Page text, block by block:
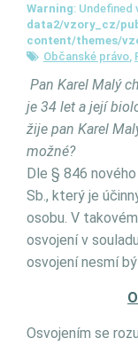
Warning: Undefined
data2/vzory_cz/
content/themes/
Občanské právo,
Pan Karel Malý
je 34 let a její
žije pan Karel
možné?
Dle § 846
Sb., který je
osobu. V
osvojení v
osvojení nesmí
Osvojením se